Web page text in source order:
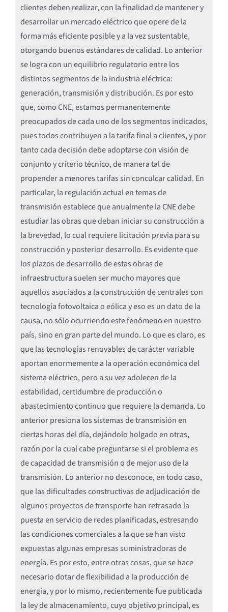
clientes deben realizar, con la finalidad de mantener y
desarrollar un mercado eléctrico que opere de la
forma más eficiente posible y a la vez sustentable,
otorgando buenos estándares de calidad. Lo anterior
se logra con un equilibrio regulatorio entre los
distintos segmentos de la industria eléctrica:
generación, transmisión y distribución. Es por esto
que, como CNE, estamos permanentemente
preocupados de cada uno de los segmentos indicados,
pues todos contribuyen a la tarifa final a clientes, y por
tanto cada decisión debe adoptarse con visión de
conjunto y criterio técnico, de manera tal de
propender a menores tarifas sin conculcar calidad. En
particular, la regulación actual en temas de
transmisión establece que anualmente la CNE debe
estudiar las obras que deban iniciar su construcción a
la brevedad, lo cual requiere licitación previa para su
construcción y posterior desarrollo. Es evidente que
los plazos de desarrollo de estas obras de
infraestructura suelen ser mucho mayores que
aquellos asociados a la construcción de centrales con
tecnología fotovoltaica o eólica y eso es un dato de la
causa, no sólo ocurriendo este fenómeno en nuestro
país, sino en gran parte del mundo. Lo que es claro, es
que las tecnologías renovables de carácter variable
aportan enormemente a la operación económica del
sistema eléctrico, pero a su vez adolecen de la
estabilidad, certidumbre de producción o
abastecimiento continuo que requiere la demanda. Lo
anterior presiona los sistemas de transmisión en
ciertas horas del día, dejándolo holgado en otras,
razón por la cual cabe preguntarse si el problema es
de capacidad de transmisión o de mejor uso de la
transmisión. Lo anterior no desconoce, en todo caso,
que las dificultades constructivas de adjudicación de
algunos proyectos de transporte han retrasado la
puesta en servicio de redes planificadas, estresando
las condiciones comerciales a la que se han visto
expuestas algunas empresas suministradoras de
energía. Es por esto, entre otras cosas, que se hace
necesario dotar de flexibilidad a la producción de
energía, y por lo mismo, recientemente fue publicada
la ley de almacenamiento, cuyo objetivo principal, es